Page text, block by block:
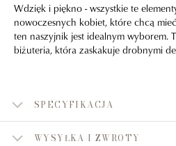
Wdzięk i piękno - wszystkie te
nowoczesnych kobiet, które chcą
ten naszyjnik jest idealnym wyborem.
biżuteria, która zaskakuje drobnymi
SPECYFIKACJA
WYSYŁKA I ZWROTY